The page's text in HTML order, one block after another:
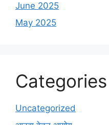
June 2025
May 2025
Categories
Uncategorized